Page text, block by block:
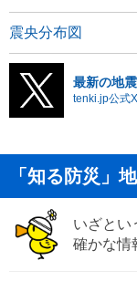
震央分布図
最新の地
tenki.jp公式
「知る防災」
いざとい
確かな情